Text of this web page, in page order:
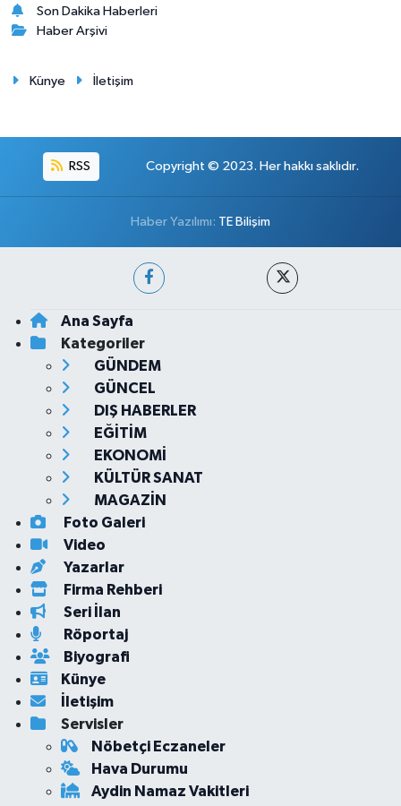
Son Dakika Haberleri
Haber Arşivi
Künye İletişim
RSS Copyright © 2023. Her hakkı saklıdır.
Haber Yazılımı: TE Bilişim
Ana Sayfa
Kategoriler
GÜNDEM
GÜNCEL
DIŞ HABERLER
EĞİTİM
EKONOMİ
KÜLTÜR SANAT
MAGAZİN
Foto Galeri
Video
Yazarlar
Firma Rehberi
Seri İlan
Röportaj
Biyografi
Künye
İletişim
Servisler
Nöbetçi Eczaneler
Hava Durumu
Aydin Namaz Vakitleri